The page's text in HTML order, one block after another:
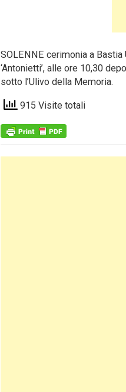
SOLENNE cerimonia a
‘Antonietti’, alle ore 10,30
sotto l’Ulivo della Memoria.
915 Visite totali